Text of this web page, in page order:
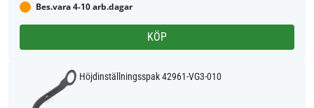
Bes.vara 4-10 arb.dagar
KÖP
Höjdinställningsspak 42961-VG3-010